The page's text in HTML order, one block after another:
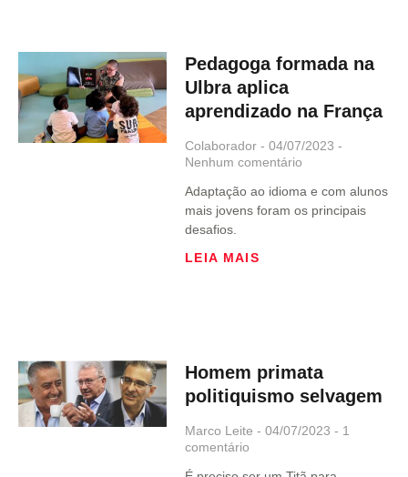
Pedagoga formada na
Ulbra aplica
aprendizado na França
Colaborador 04/07/2023
Nenhum comentário
Adaptação ao idioma e com alunos
mais jovens foram os principais
desafios.
LEIA MAIS
Homem primata
politiquismo selvagem
Marco Leite 04/07/2023
1
comentário